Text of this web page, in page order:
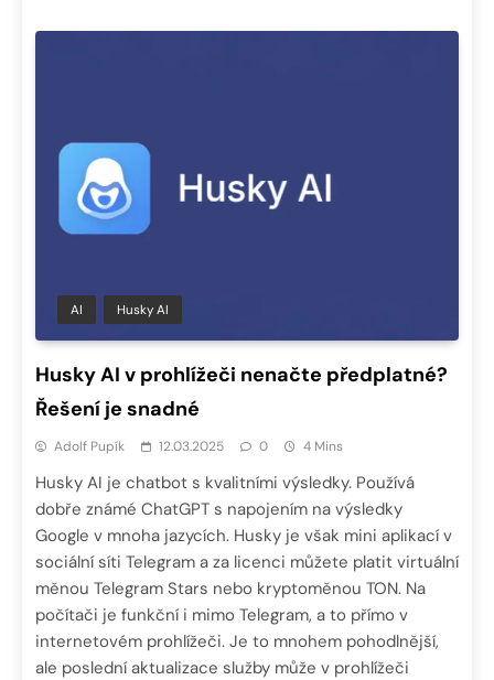
AI Husky AI
Husky AI v prohlížeči nenačte předplatné?
Řešení je snadné
Adolf Pupík 12.03.2025 0 4 Mins
Husky AI je chatbot s kvalitními výsledky. Používá
dobře známé ChatGPT s napojením na výsledky
Google v mnoha jazycích. Husky je však mini aplikací v
sociální síti Telegram a za licenci můžete platit virtuální
měnou Telegram Stars nebo kryptoměnou TON. Na
počítači je funkční i mimo Telegram, a to přímo v
internetovém prohlížeči. Je to mnohem pohodlnější,
ale poslední aktualizace služby může v prohlížeči